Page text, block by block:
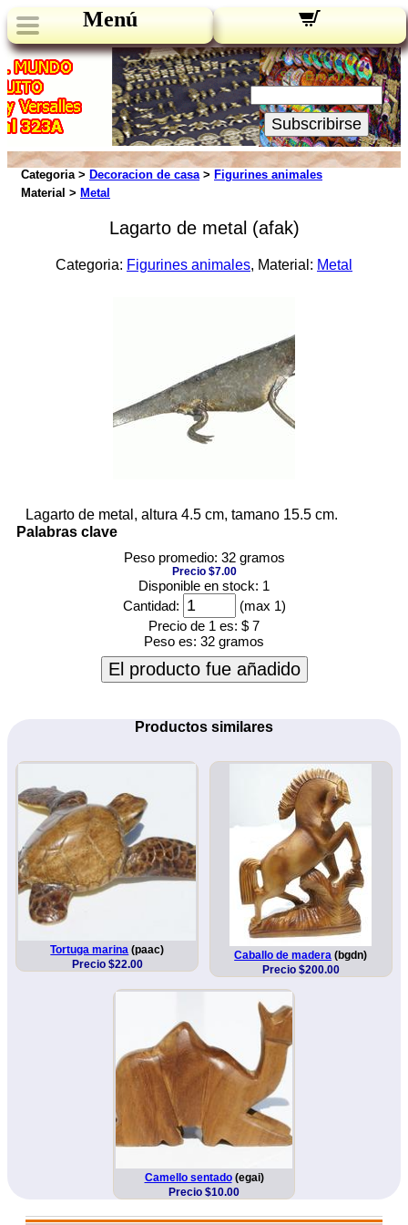
Menú
Novedades:
Su Email:
Subscribirse
Categoria > Decoracion de casa> Figurines animales
Material > Metal
Lagarto de metal (afak)
Categoria: Figurines animales, Material: Metal
Lagarto de metal, altura 4.5 cm, tamano 15.5 cm.
Palabras clave
Peso promedio: 32 gramos
Precio $7.00
Disponible en stock: 1
Cantidad:
(max 1)
Precio de 1 es: $ 7
Peso es: 32 gramos
El producto fue añadido
Productos similares
Tortuga marina (paac)
Precio $22.00
Caballo de madera (bgdn)
Precio $200.00
Camello sentado(egai)
Precio $10.00